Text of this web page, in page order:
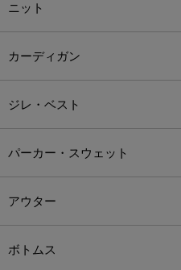
ニット
カーディガン
ジレ・ベスト
パーカー・スウェット
アウター
ボトムス